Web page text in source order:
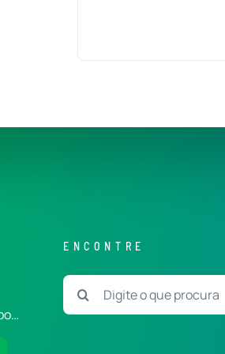
ENCONTRE
Buscar
resultados